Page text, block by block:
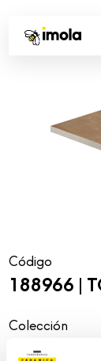
Código
188966 |
Colección
00761